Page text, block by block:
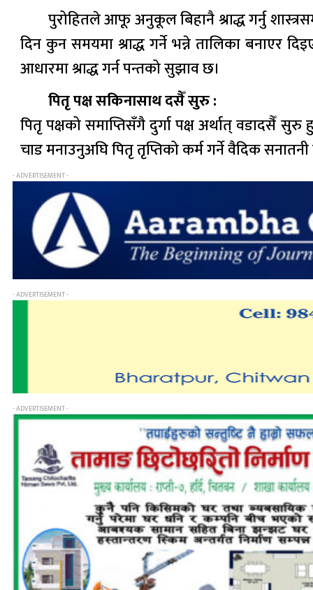
पुरोहितले आफू अनुकूल बिहानै श्राद्ध गर्नु
दिन कुन समयमा श्राद्ध गर्ने भन्ने तालिका बनाएर
आधारमा श्राद्ध गर्न पन्तको सुझाव छ।
पितृ पक्ष सकिनासाथ दसैँ सुरु :
पितृ पक्षको समाप्तिसँगै दुर्गा पक्ष अर्थात् वडादसैँ सुरु
चाड मनाउनुअघि पितृ तृप्तिको कर्म गर्ने वैदिक
- ADVERTISEMENT -
- ADVERTISEMENT -
- ADVERTISEMENT -